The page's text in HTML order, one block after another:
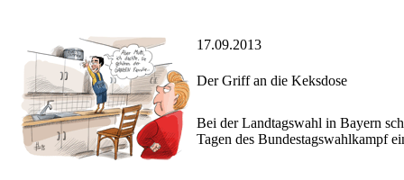
17.09.2013
Der Griff an die Keksdose
Bei der Landtagswahl in Bayern
Tagen des Bundestagswahlkampf